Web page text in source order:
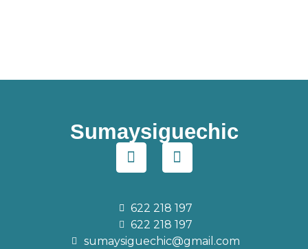
Sumaysiguechic
622 218 197
622 218 197
sumaysiguechic@gmail.com